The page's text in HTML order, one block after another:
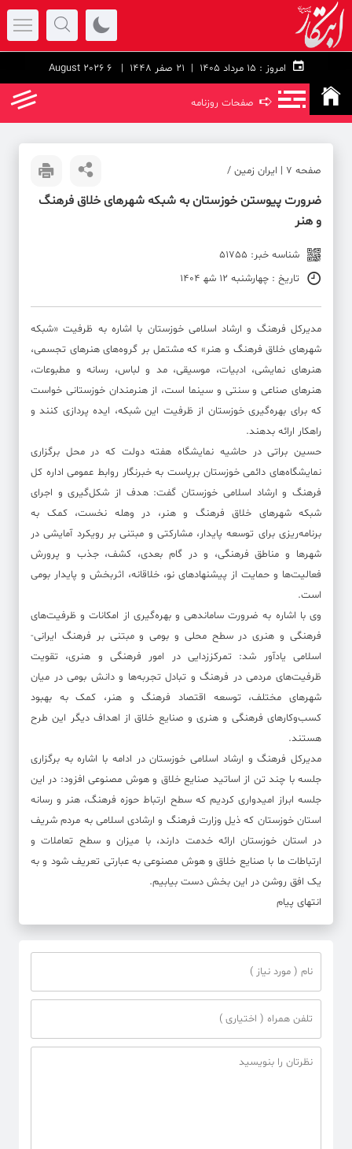
امروز : 21 صفر 1448 | 6 August 2026
➪ صفحات روزنامه
صفحه ۷ | ایران زمین /
ضرورت پیوستن خوزستان به شبکه شهرهای خلاق فرهنگ
و هنر
شناسه خبر: 51755
تاریخ : چهارشنبه 12 شه‍ 1404
مدیرکل فرهنگ و ارشاد اسلامی خوزستان با اشاره به ظرفیت «شبکه
شهرهای خلاق فرهنگ و هنر» که مشتمل بر گروه‌های هنرهای تجسمی،
هنرهای نمایشی، ادبیات، موسیقی، مد و لباس، رسانه و مطبوعات،
هنرهای صناعی و سنتی و سینما است، از هنرمندان خوزستانی خواست
که برای بهره‌گیری خوزستان از ظرفیت این شبکه، ایده پردازی کنند و
راهکار ارائه بدهند.
حسین براتی در حاشیه نمایشگاه هفته دولت که در محل برگزاری
نمایشگاه‌های دائمی خوزستان برپاست به خبرنگار روابط عمومی اداره کل
فرهنگ و ارشاد اسلامی خوزستان گفت: هدف از شکل‌گیری و اجرای
شبکه شهرهای خلاق فرهنگ و هنر، در وهله نخست، کمک به
برنامه‌ریزی برای توسعه پایدار، مشارکتی و مبتنی بر رویکرد آمایشی در
شهرها و مناطق فرهنگی، و در گام بعدی، کشف، جذب و پرورش
فعالیت‌ها و حمایت از پیشنهادهای نو، خلاقانه، اثربخش و پایدار بومی
است.
وی با اشاره به ضرورت ساماندهی و بهره‌گیری از امکانات و ظرفیت‌های
فرهنگی و هنری در سطح محلی و بومی و مبتنی بر فرهنگ ایرانی-
اسلامی یادآور شد: تمرکززدایی در امور فرهنگی و هنری، تقویت
ظرفیت‌های مردمی در فرهنگ و تبادل تجربه‌ها و دانش بومی در میان
شهرهای مختلف، توسعه اقتصاد فرهنگ و هنر، کمک به بهبود
کسب‌وکارهای فرهنگی و هنری و صنایع خلاق از اهداف دیگر این طرح
هستند.
مدیرکل فرهنگ و ارشاد اسلامی خوزستان در ادامه با اشاره به برگزاری
جلسه با چند تن از اساتید صنایع خلاق و هوش مصنوعی افزود: در این
جلسه ابراز امیدواری کردیم که سطح ارتباط حوزه فرهنگ، هنر و رسانه
استان خوزستان که ذیل وزارت فرهنگ و ارشادی اسلامی به مردم شریف
در استان خوزستان ارائه خدمت دارند، با میزان و سطح تعاملات و
ارتباطات ما با صنایع خلاق و هوش مصنوعی به عبارتی تعریف شود و به
یک افق روشن در این بخش دست بیابیم.
انتهای پیام